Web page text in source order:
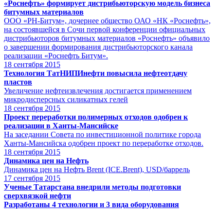
«Роснефть» формирует дистрибьюторскую модель бизнеса
битумных материалов
ООО «РН-Битум», дочернее общество ОАО «НК «Роснефть»,
на состоявшейся в Сочи первой конференции официальных
дистрибьюторов битумных материалов «Роснефть» объявило
о завершении формирования дистрибьюторского канала
реализации «Роснефть Битум».
18 сентября 2015
Технология ТатНИПИнефти повысила нефтеотдачу
пластов
Увеличение нефтеизвлечения достигается применением
микродисперсных силикатных гелей
18 сентября 2015
Проект переработки полимерных отходов одобрен к
реализации в Ханты-Мансийске
На заседании Совета по инвестиционной политике города
Ханты-Мансийска одобрен проект по переработке отходов.
18 сентября 2015
Динамика цен на Нефть
Динамика цен на Нефть Brent (ICE.Brent), USD/баррель
17 сентября 2015
Ученые Татарстана внедрили методы подготовки
сверхвязкой нефти
Разработаны 4 технологии и 3 вида оборудования